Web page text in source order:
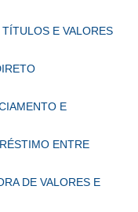
E VALORES
E
ENTRE
DE VALORES E